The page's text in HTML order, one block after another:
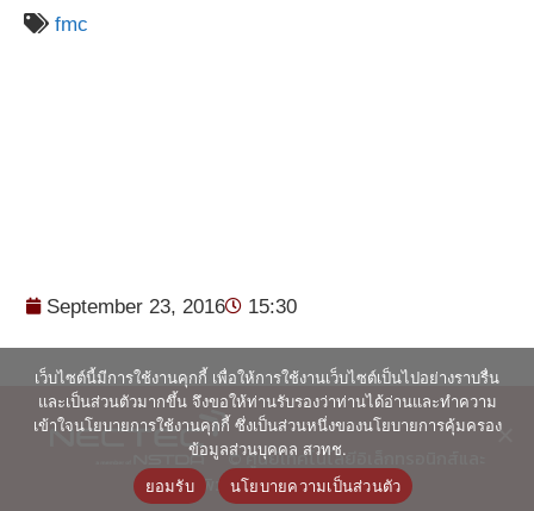
fmc
September 23, 2016 15:30
© ศูนย์เทคโนโลยีอิเล็กทรอนิกส์และ
คอมพิวเตอร์แห่งชาติ 2563
เว็บไซต์นี้มีการใช้งานคุกกี้ เพื่อให้การใช้งานเว็บไซต์เป็นไปอย่างราบรื่น
และเป็นส่วนตัวมากขึ้น จึงขอให้ท่านรับรองว่าท่านได้อ่านและทำความ
เข้าใจนโยบายการใช้งานคุกกี้ ซึ่งเป็นส่วนหนึ่งของนโยบายการคุ้มครอง
ข้อมูลส่วนบุคคล สวทช.
ยอมรับ
นโยบายความเป็นส่วนตัว